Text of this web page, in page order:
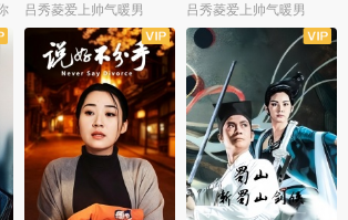
吕秀菱爱上帅气暖男 吕秀菱爱上帅气暖男